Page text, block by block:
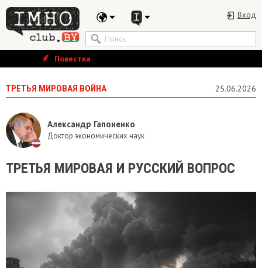
Вход
Повестка
ТРЕТЬЯ МИРОВАЯ ВОЙНА 25.06.2026
Александр Гапоненко
Доктор экономических наук
​ТРЕТЬЯ МИРОВАЯ И РУССКИЙ ВОПРОС